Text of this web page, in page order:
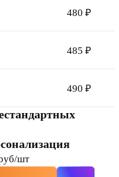
480 ₽
485 ₽
490 ₽
шт